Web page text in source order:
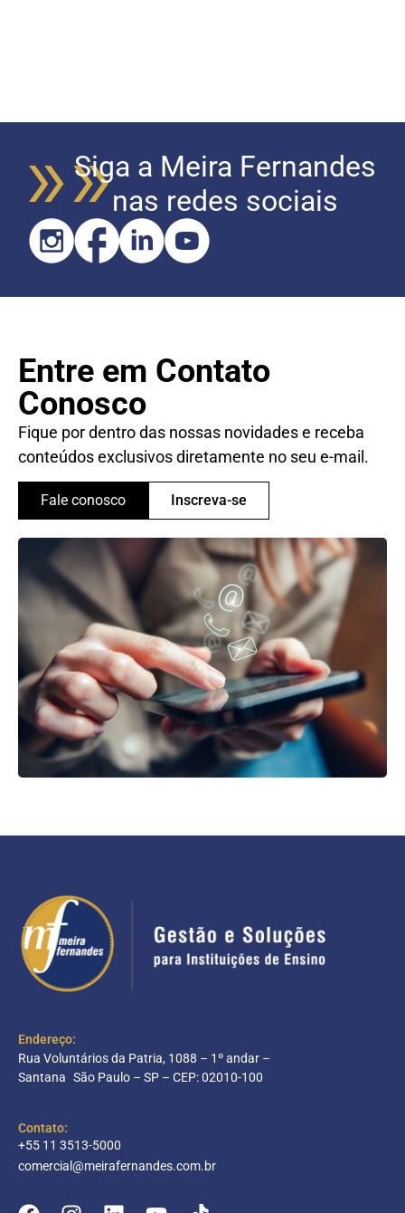
Siga a Meira Fernandes
nas redes sociais
Entre em Contato
Conosco
Fique por dentro das nossas novidades e receba
conteúdos exclusivos diretamente no seu e-mail.
Fale conosco Inscreva-se
Endereço:
Rua Voluntários da Patria, 1088 – 1º andar –
Santana São Paulo – SP – CEP: 02010-100
Contato:
+55 11 3513-5000
comercial@meirafernandes.com.br